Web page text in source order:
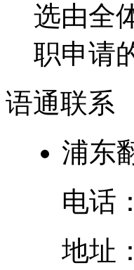
选由全
职申请
语通联系
浦东
电话：
地址：